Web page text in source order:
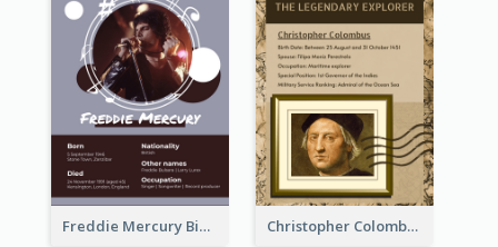
Freddie Mercury Biography Christopher Colombus Biography